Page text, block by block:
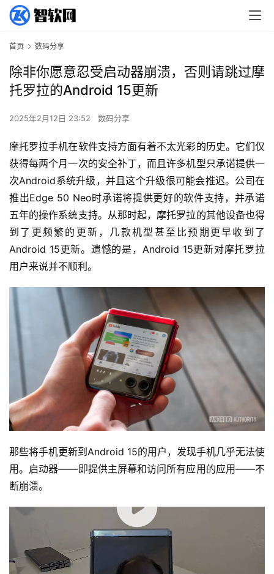
首页 数码分享
除非你愿意忍受启动器崩溃，否则请跳过摩
托罗拉的Android 15更新
2025年2月12日 23:52 数码分享
摩托罗拉手机在软件支持方面有着不太光彩的历史。它们仅
获得每两个月一次的安全补丁，而且许多机型只承诺提供一
次Android系统升级，并且这个升级很可能会推迟。公司在
推出Edge 50 Neo时承诺将提供更好的软件支持，并承诺
五年的操作系统支持。从那时起，摩托罗拉的其他设备也得
到了更频繁的更新，几款机型甚至比预期更早收到了
Android 15更新。遗憾的是，Android 15更新对摩托罗拉
用户来说并不顺利。
那些将手机更新到Android 15的用户，发现手机几乎无法使
用。启动器——即提供主屏幕和访问所有应用的应用——不
断崩溃。
要摆脱这个循环，唯一的办法是进入锁屏界面，向下滑动快
速设置，然后从那里打开设置应用。这虽然无法让你正常使
用手机，但至少你可以在修复更新发布时，导航到更新界
面。